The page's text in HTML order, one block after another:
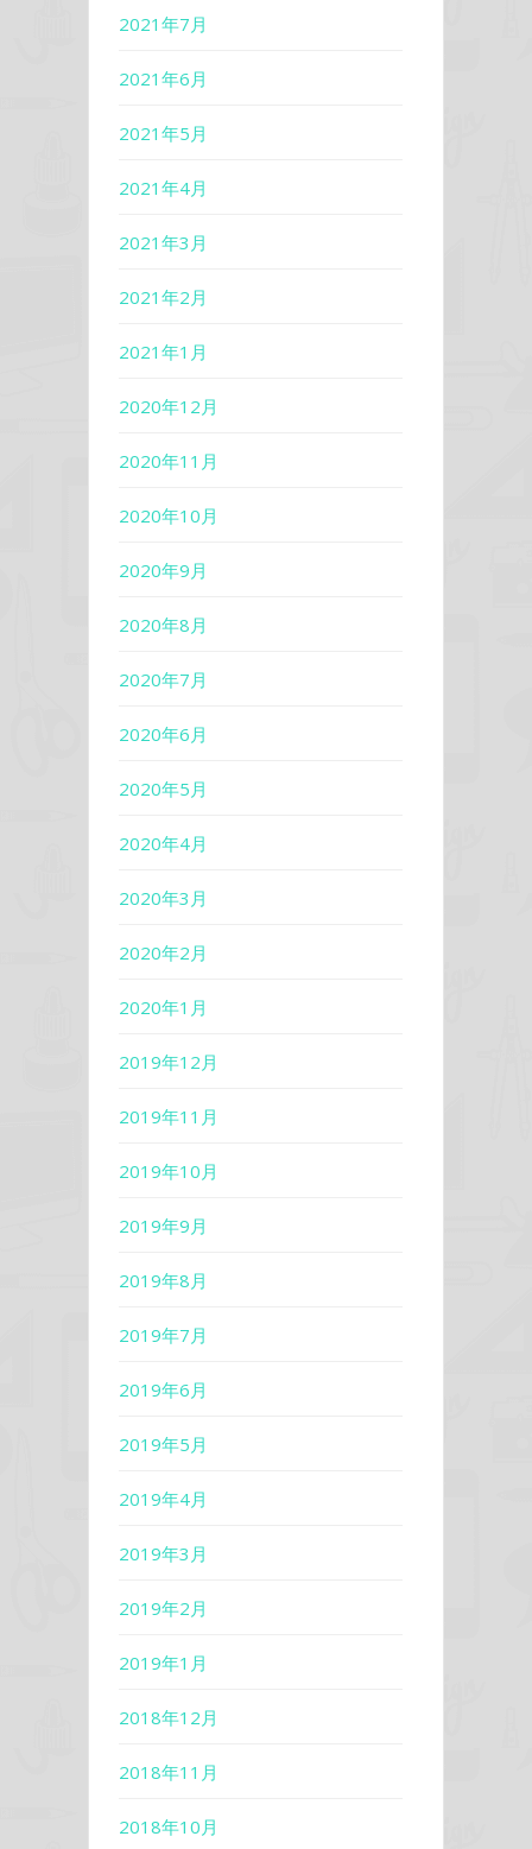
2021年7月
2021年6月
2021年5月
2021年4月
2021年3月
2021年2月
2021年1月
2020年12月
2020年11月
2020年10月
2020年9月
2020年8月
2020年7月
2020年6月
2020年5月
2020年4月
2020年3月
2020年2月
2020年1月
2019年12月
2019年11月
2019年10月
2019年9月
2019年8月
2019年7月
2019年6月
2019年5月
2019年4月
2019年3月
2019年2月
2019年1月
2018年12月
2018年11月
2018年10月